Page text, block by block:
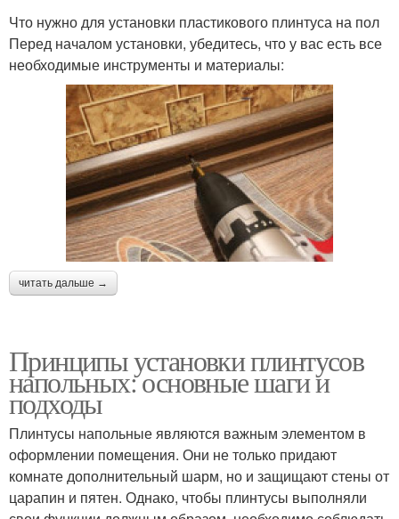
Что нужно для установки пластикового плинтуса на пол
Перед началом установки, убедитесь, что у вас есть все
необходимые инструменты и материалы:
читать дальше →
Принципы установки плинтусов
напольных: основные шаги и
подходы
Плинтусы напольные являются важным элементом в
оформлении помещения. Они не только придают
комнате дополнительный шарм, но и защищают стены от
царапин и пятен. Однако, чтобы плинтусы выполняли